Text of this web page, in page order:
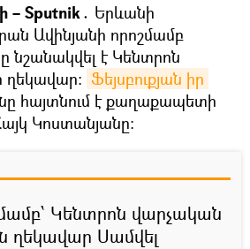
– Sputnik․ Երևանի
Ավինյանի որոշմամբ
նշանակվել է Կենտրոն
ղեկավար։ Ֆեյսբուքյան իր
հայտնում է քաղաքապետի
Կոստանյանը։
Կենտրոն վարչական
ղեկավար Սամվել